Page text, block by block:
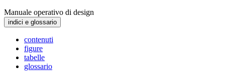
Manuale operativo di design
indici e glossario
contenuti
figure
tabelle
glossario